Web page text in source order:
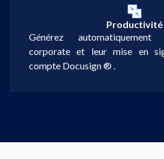
Productivité
Générez
corporate et leur mise en
compte Docusign ® .